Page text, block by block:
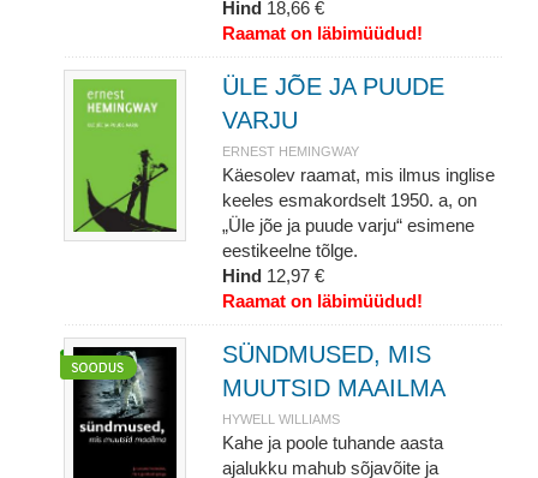
Hind 18,66 €
Raamat on läbimüüdud!
ÜLE JÕE JA PUUDE
VARJU
ERNEST HEMINGWAY
Käesolev raamat, mis ilmus inglise
keeles esmakordselt 1950. a, on
„Üle jõe ja puude varju“ esimene
eestikeelne tõlge.
Hind 12,97 €
Raamat on läbimüüdud!
SÜNDMUSED, MIS
MUUTSID MAAILMA
HYWELL WILLIAMS
Kahe ja poole tuhande aasta
ajalukku mahub sõjavõite ja